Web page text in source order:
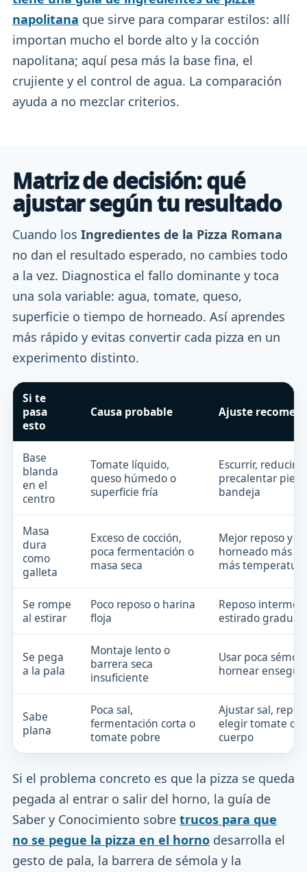
napolitana que sirve para comparar estilos: allí
importan mucho el borde alto y la cocción
napolitana; aquí pesa más la base fina, el
crujiente y el control de agua. La comparación
ayuda a no mezclar criterios.
Matriz de decisión: qué
ajustar según tu resultado
Cuando los Ingredientes de la Pizza Romana
no dan el resultado esperado, no cambies todo
a la vez. Diagnostica el fallo dominante y toca
una sola variable: agua, tomate, queso,
superficie o tiempo de horneado. Así aprendes
más rápido y evitas convertir cada pizza en un
experimento distinto.
Si te
pasa
esto
Causa probable Ajuste
Base
blanda
en el
centro
Tomate líquido,
queso húmedo o
superficie fría
Escurrir, reducir y
precalentar
bandeja
Masa
dura
como
galleta
Exceso de cocción,
poca fermentación o
masa seca
Mejor reposo y
horneado más
más temperatura
Se rompe
al estirar
Poco reposo o harina
floja
Reposo
estirado gradual
Se pega
a la pala
Montaje lento o
barrera seca
insuficiente
Usar poca
hornear
Sabe
plana
Poca sal,
fermentación corta o
tomate pobre
Ajustar sal,
elegir tomate
cuerpo
Si el problema concreto es que la pizza se queda
pegada al entrar o salir del horno, la guía de
Saber y Conocimiento sobre trucos para que
no se pegue la pizza en el horno desarrolla el
gesto de pala, la barrera de sémola y la